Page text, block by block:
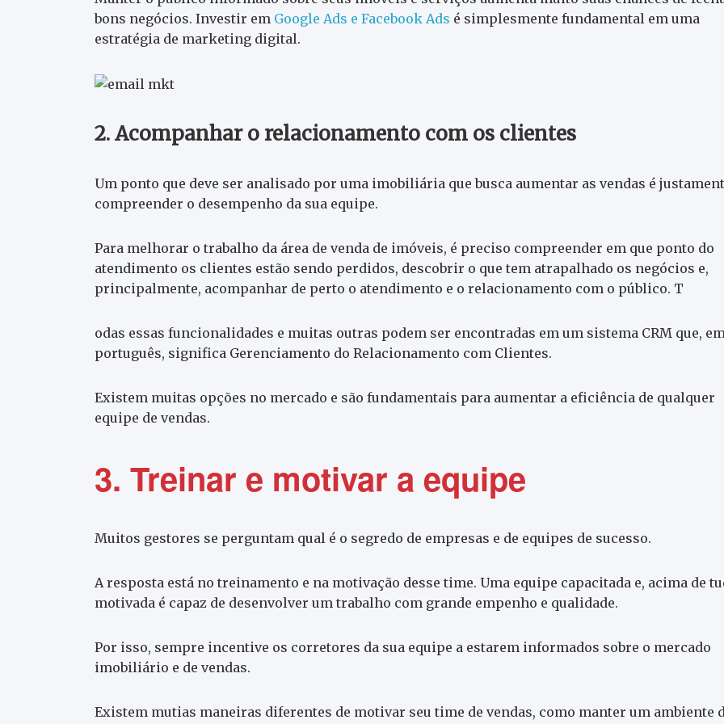
bons negócios. Investir em Google Ads e Facebook Ads é simplesmente fundamental em uma
estratégia de marketing digital.
2. Acompanhar o relacionamento com os clientes
Um ponto que deve ser analisado por uma imobiliária que busca aumentar as vendas é
compreender o desempenho da sua equipe.
Para melhorar o trabalho da área de venda de imóveis, é preciso compreender em que ponto do
atendimento os clientes estão sendo perdidos, descobrir o que tem atrapalhado os negócios e,
principalmente, acompanhar de perto o atendimento e o relacionamento com o público. T
odas essas funcionalidades e muitas outras podem ser encontradas em um sistema CRM que,
português, significa Gerenciamento do Relacionamento com Clientes.
Existem muitas opções no mercado e são fundamentais para aumentar a eficiência de qualquer
equipe de vendas.
3. Treinar e motivar a equipe
Muitos gestores se perguntam qual é o segredo de empresas e de equipes de sucesso.
A resposta está no treinamento e na motivação desse time. Uma equipe capacitada e, acima de
motivada é capaz de desenvolver um trabalho com grande empenho e qualidade.
Por isso, sempre incentive os corretores da sua equipe a estarem informados sobre o mercado
imobiliário e de vendas.
Existem mutias maneiras diferentes de motivar seu time de vendas, como manter um ambiente